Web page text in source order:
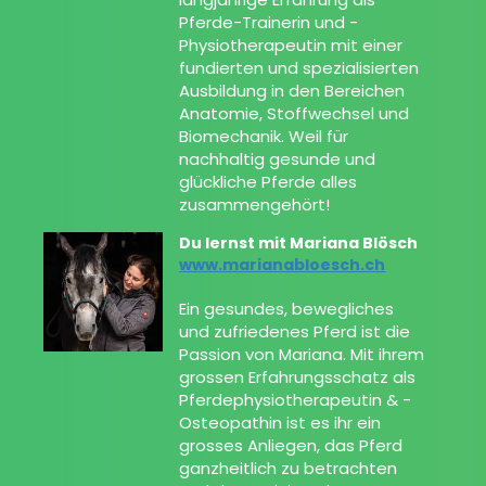
Pferde-Trainerin und -
Physiotherapeutin mit einer
fundierten und spezialisierten
Ausbildung in den Bereichen
Anatomie, Stoffwechsel und
Biomechanik. Weil für
nachhaltig gesunde und
glückliche Pferde alles
zusammengehört!
Du lernst mit Mariana Blösch
www.marianabloesch.ch
Ein gesundes, bewegliches
und zufriedenes Pferd ist die
Passion von Mariana. Mit ihrem
grossen Erfahrungsschatz als
Pferdephysiotherapeutin & -
Osteopathin ist es ihr ein
grosses Anliegen, das Pferd
ganzheitlich zu betrachten